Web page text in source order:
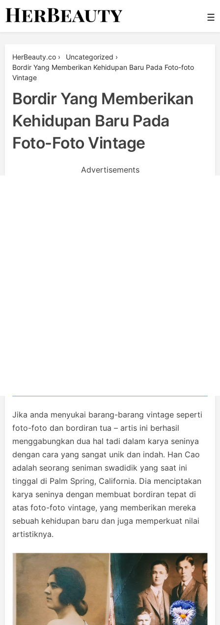
Skip
☰
HerBeauty.co › Uncategorized ›
Bordir Yang Memberikan Kehidupan Baru Pada Foto-foto
Vintage
Bordir Yang Memberikan
Kehidupan Baru Pada
Foto-Foto Vintage
Advertisements
Jika anda menyukai barang-barang vintage seperti
foto-foto dan bordiran tua – artis ini berhasil
menggabungkan dua hal tadi dalam karya seninya
dengan cara yang sangat unik dan indah. Han Cao
adalah seorang seniman swadidik yang saat ini
tinggal di Palm Spring, California. Dia menciptakan
karya seninya dengan membuat bordiran tepat di
atas foto-foto vintage, yang memberikan mereka
sebuah kehidupan baru dan juga memperkuat nilai
artistiknya.